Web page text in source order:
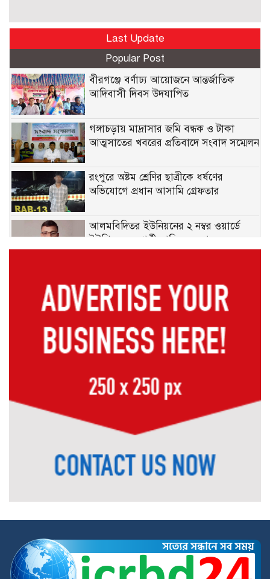
Last Update
Popular Post
বীরগঞ্জে বর্ণাঢ্য আয়োজনে আন্তর্জাতিক
আদিবাসী দিবস উদযাপিত
গঙ্গাচড়ায় মাদ্রাসার জমি বন্ধক ও টাকা
আত্মসাতের খবরের প্রতিবাদে সংবাদ সম্মেলন
রংপুরে অষ্টম শ্রেণির ছাত্রীকে ধর্ষণের
অভিযোগে প্রধান আসামি গ্রেফতার
আলমবিদিতর ইউনিয়নের ২ নম্বর ওয়ার্ডে
ইউপি সদস্য প্রার্থী মানিক সরকারের
বিএনপি ও সহযোগী সংগঠনের আলোচনা
সভা অনুষ্ঠিত
জনপ্রিয়তার শীর্ষে দেবীগঞ্জের মাটির সন্তান
রাসেল আহম্মেদ প্রধান
হামলার প্রতিবাদে সাংবাদিকদের মানববন্ধন,
হামলাকারীদের গ্রেপ্তারের দাবি
ডোমারের ক্যান্সার আক্রান্ত কমিলা ঋষির
চিকিৎসা সহায়তার আকুতি, সর্বস্ব হারিয়ে
গঙ্গাচড়ায় ১০০ বোতল মাদকসহ আটক ২,
মেহেরপুরে ছাত্র-জনতার ওপর নির্যাতন ও
পুলিশ কর্মকর্তা সাভার থানার ওসি পদে